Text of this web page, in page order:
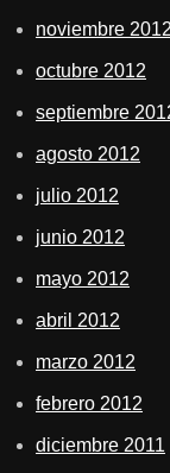
noviembre 2012
octubre 2012
septiembre
agosto 2012
julio 2012
junio 2012
mayo 2012
abril 2012
marzo 2012
febrero 2012
diciembre 2011